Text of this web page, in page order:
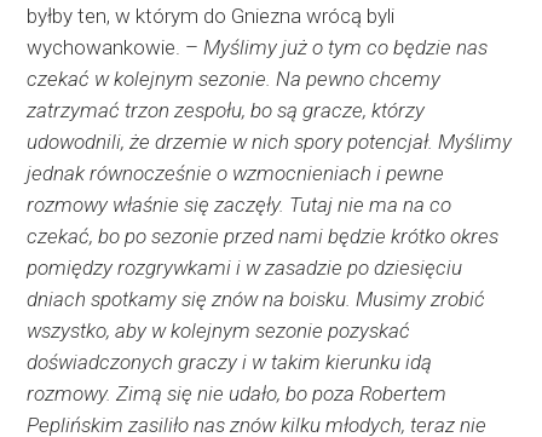
byłby ten, w którym do Gniezna wrócą byli
wychowankowie. –Myślimy już o tym co będzie nas
czekać w kolejnym sezonie. Na pewno chcemy
zatrzymać trzon zespołu, bo są gracze, którzy
udowodnili, że drzemie w nich spory potencjał. Myślimy
jednak równocześnie o wzmocnieniach i pewne
rozmowy właśnie się zaczęły. Tutaj nie ma na co
czekać, bo po sezonie przed nami będzie krótko okres
pomiędzy rozgrywkami i w zasadzie po dziesięciu
dniach spotkamy się znów na boisku. Musimy zrobić
wszystko, aby w kolejnym sezonie pozyskać
doświadczonych graczy i w takim kierunku idą
rozmowy. Zimą się nie udało, bo poza Robertem
Peplińskim zasiliło nas znów kilku młodych, teraz nie